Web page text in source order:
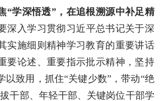
“学深悟透”，在追根溯源中补足精
深入学习贯彻习近平总书记关于深
实施细则精神学习教育的重要讲话
要论述、重要指示批示精神，坚持
以致用，抓住“关键少数”，带动“绝
干部、年轻干部、关键岗位干部学